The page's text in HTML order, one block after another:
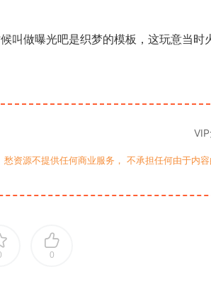
叫做曝光吧是织梦的模板，这玩意当时
资源不提供任何商业服务， 不承担任何由于内
0